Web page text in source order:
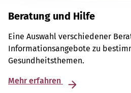
Beratung und Hilfe
Eine Auswahl verschiedener
Informationsangebote zu
Gesundheitsthemen.
Mehr erfahren